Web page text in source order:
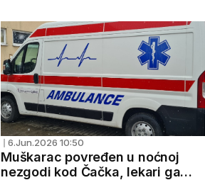
građani biraju politiku SNS
❘ 6.Jun.2026 10:50
Muškarac povređen u noćnoj
nezgodi kod Čačka, lekari ga